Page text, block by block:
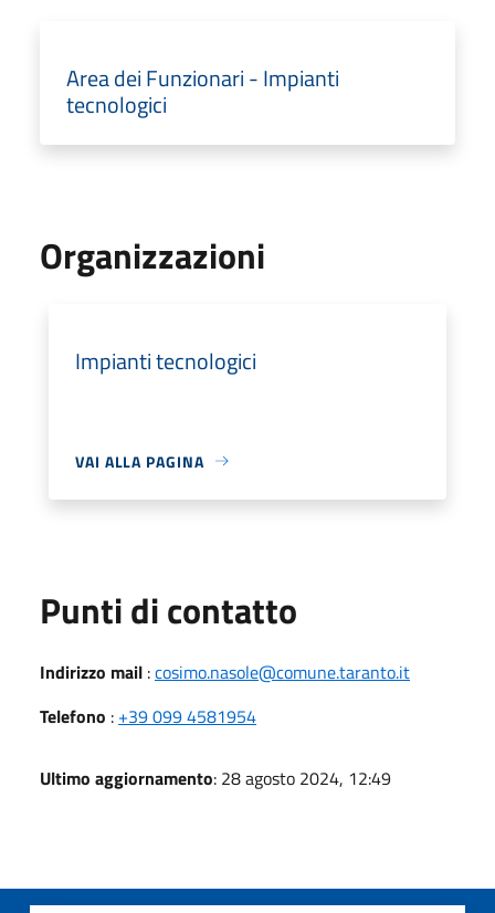
Area dei Funzionari - Impianti
tecnologici
Organizzazioni
Impianti tecnologici
VAI ALLA PAGINA
Punti di contatto
Indirizzo mail :cosimo.nasole@comune.taranto.it
Telefono : +39 099 4581954
Ultimo aggiornamento: 28 agosto 2024, 12:49